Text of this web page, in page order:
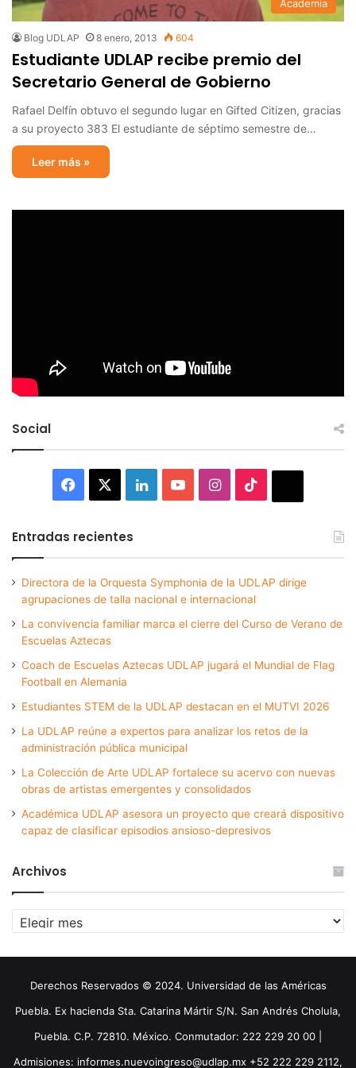
Academia
Blog UDLAP 8 enero, 2013 604
Estudiante UDLAP recibe premio del
Secretario General de Gobierno
Rafael Delfín obtuvo el segundo lugar en Gifted Citizen, gracias
a su proyecto 383 El estudiante de séptimo semestre de…
Leer más »
Social
Facebook LinkedInYouTubeInstagram
Entradas recientes
Directora de la Orquesta Symphonia de la UDLAP dirige
agrupaciones de talla nacional e internacional
La convivencia familiar marca el cierre del Curso de Verano de
Escuelas Aztecas
Coach de Escuelas Aztecas UDLAP jugará el Mundial de Flag
Football en Alemania
Estudiantes STEM de la UDLAP destacan en el MUTVI 2026
La UDLAP reúne a expertos para analizar los retos de la
administración pública municipal
La Colección de Arte UDLAP fortalece su acervo con nuevas
obras de artistas emergentes y consolidados
Académica UDLAP asesora un proyecto que creará dispositivo
capaz de clasificar episodios ansioso-depresivos
Archivos
Archivos
Derechos Reservados © 2024. Universidad de las Américas
Puebla. Ex hacienda Sta. Catarina Mártir S/N. San Andrés Cholula,
Puebla. C.P. 72810. México. Conmutador: 222 229 20 00 |
Admisiones: informes.nuevoingreso@udlap.mx +52 222 229 2112,